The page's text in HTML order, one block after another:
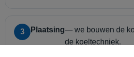
3 Plaatsing— we bouwen de
de koeltechniek.